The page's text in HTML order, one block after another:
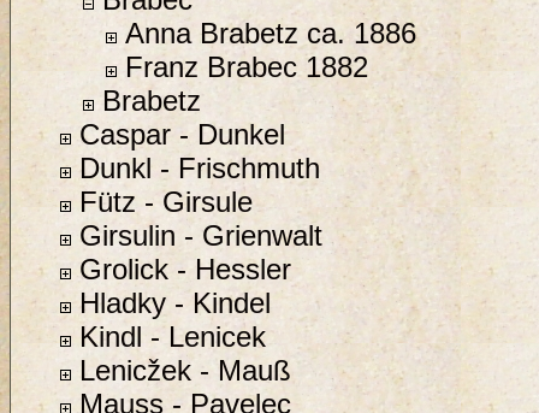
Anna Brabetz ca. 1886
Franz Brabec 1882
Brabetz
Caspar - Dunkel
Dunkl - Frischmuth
Fütz - Girsule
Girsulin - Grienwalt
Grolick - Hessler
Hladky - Kindel
Kindl - Lenicek
Lenicžek - Mauß
Mauss - Pavelec